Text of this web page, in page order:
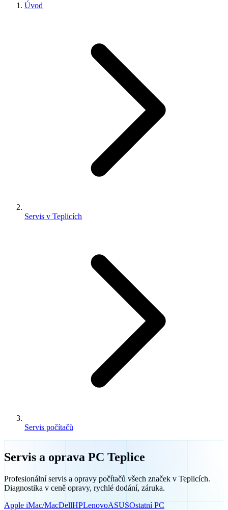
Úvod
Servis v Teplicích
Servis počítačů
Servis a oprava PC Teplice
Profesionální servis a opravy počítačů všech značek v Teplicích.
Diagnostika v ceně opravy, rychlé dodání, záruka.
Apple iMac/MacDellHPLenovoASUSOstatní PC